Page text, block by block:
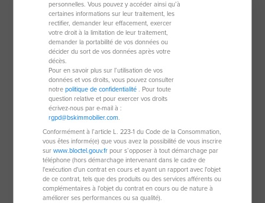
Appartement de 96 m²
04100 Manosque
5 pièces
96 m²
3 chambres
personnelles. Vous pouvez y accéder ainsi qu’à
certaines informations sur leur traitement, les
rectifier, demander leur effacement, exercer
votre droit à la limitation de leur traitement,
demander la portabilité de vos données ou
décider du sort de vos données après votre
décès.
Pour en savoir plus sur l’utilisation de vos
données et vos droits, vous pouvez consulter
notrepolitique de confidentialité. Pour toute
question relative et pour exercer vos droits
écrivez-nous par e-mail à :
rgpd@bskimmobilier.com.
Conformément à l’article L. 223-1 du Code de la Consommation,
vous êtes informé(e) que vous avez la possibilité de vous inscrire
surwww.bloctel.gouv.frpour s’opposer à tout démarchage par
téléphone (hors démarchage intervenant dans le cadre de
l'exécution d'un contrat en cours et ayant un rapport avec l'objet
de ce contrat, tels que des produits ou des services afférents ou
complémentaires à l'objet du contrat en cours ou de nature à
améliorer ses performances ou sa qualité).